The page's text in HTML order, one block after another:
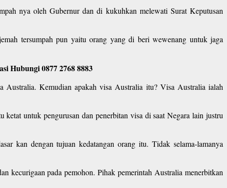
nya oleh Gubernur dan di kukuhkan melewati Surat Keputusan
tersumpah pun yaitu orang yang di beri wewenang untuk jaga
Hubungi 0877 2768 8883
Australia. Kemudian apakah visa Australia itu? Visa Australia ialah
untuk pengurusan dan penerbitan visa di saat Negara lain justru
kan dengan tujuan kedatangan orang itu. Tidak selama-lamanya
kecurigaan pada pemohon. Pihak pemerintah Australia menerbitkan